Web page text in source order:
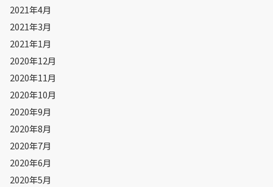
2021年4月
2021年3月
2021年1月
2020年12月
2020年11月
2020年10月
2020年9月
2020年8月
2020年7月
2020年6月
2020年5月